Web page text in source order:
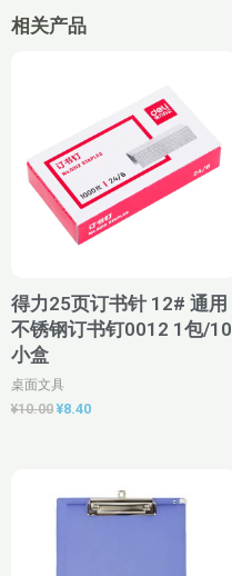
相关产品
得力25页订书针 12# 通用
不锈钢订书钉0012 1包/10
小盒
桌面文具
¥10.00 ¥8.40
为：
¥8.40。
价
为：
前
价